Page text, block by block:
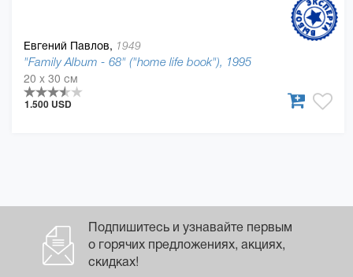
Евгений Павлов, 1949
"Family Album - 68" ("home life book"), 1995
20 x 30 см
1.500 USD
Подпишитесь и узнавайте первым
о горячих предложениях, акциях,
скидках!